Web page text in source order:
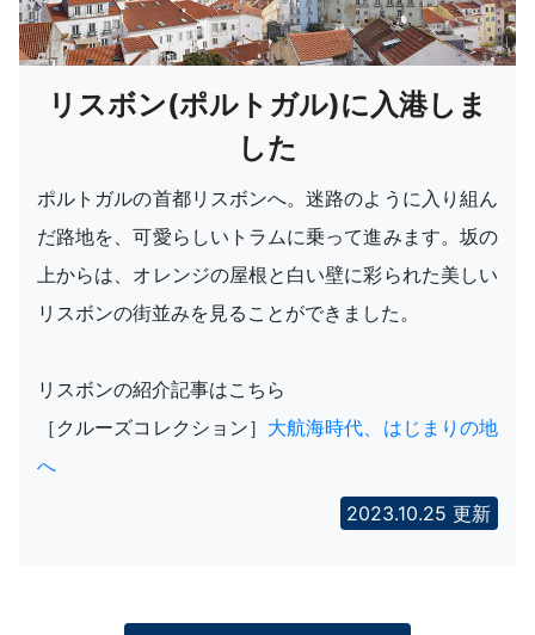
リスボン(ポルトガル)に入港しま
した
ポルトガルの首都リスボンへ。迷路のように入り組ん
だ路地を、可愛らしいトラムに乗って進みます。坂の
上からは、オレンジの屋根と白い壁に彩られた美しい
リスボンの街並みを見ることができました。
リスボンの紹介記事はこちら
［クルーズコレクション］ 大航海時代、はじまりの地
へ
2023.10.25 更新